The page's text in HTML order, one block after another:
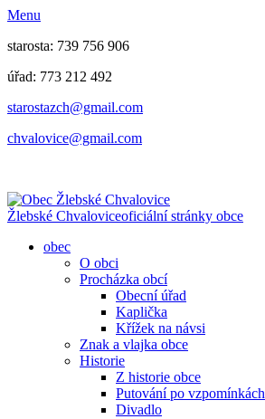
Menu
starosta: 739 756 906
úřad: 773 212 492
​​​​starostazch@gmail.com
​​​​chvalovice@gmail.com
Žlebské Chvaloviceoficiální stránky obce
obec
O obci
Procházka obcí
Obecní úřad
Kaplička
Křížek na návsi
Znak a vlajka obce
Historie
Z historie obce
Putování po vzpomínkách
Divadlo